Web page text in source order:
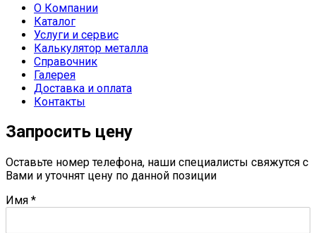
О Компании
Каталог
Услуги и сервис
Калькулятор металла
Справочник
Галерея
Доставка и оплата
Контакты
Запросить цену
Оставьте номер телефона, наши специалисты свяжутся с
Вами и уточнят цену по данной позиции
Имя *